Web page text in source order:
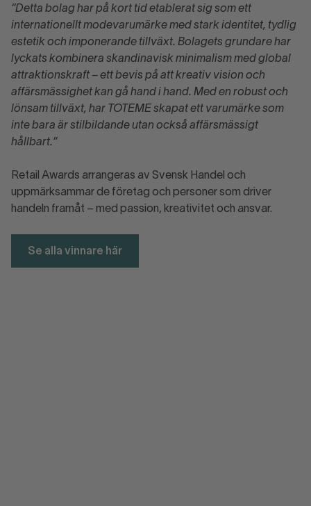
”Detta bolag har på kort tid etablerat sig som ett
internationellt modevarumärke med stark identitet, tydlig
estetik och imponerande tillväxt. Bolagets grundare har
lyckats kombinera skandinavisk minimalism med global
attraktionskraft – ett bevis på att kreativ vision och
affärsmässighet kan gå hand i hand. Med en robust och
lönsam tillväxt, har TOTEME skapat ett varumärke som
inte bara är stilbildande utan också affärsmässigt
hållbart.”
Retail Awards arrangeras av Svensk Handel och
uppmärksammar de företag och personer som driver
handeln framåt – med passion, kreativitet och ansvar.
Se alla vinnare här